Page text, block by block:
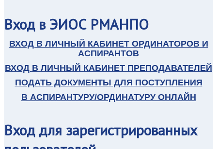
Входв ЭИОС РМАНПО
ВХОД В ЛИЧНЫЙ КАБИНЕТ ОРДИНАТОРОВ И
АСПИРАНТОВ
ВХОД В ЛИЧНЫЙ КАБИНЕТ ПРЕПОДАВАТЕЛЕЙ
ПОДАТЬ ДОКУМЕНТЫ ДЛЯ ПОСТУПЛЕНИЯ
В АСПИРАНТУРУ/ОРДИНАТУРУ ОНЛАЙН
Входдля зарегистрированных